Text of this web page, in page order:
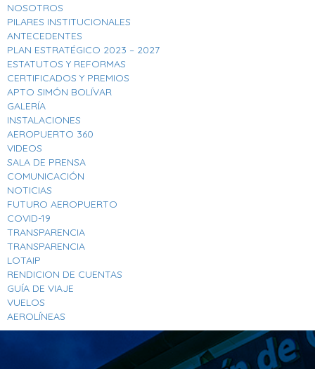
NOSOTROS
PILARES INSTITUCIONALES
ANTECEDENTES
PLAN ESTRATÉGICO 2023 – 2027
ESTATUTOS Y REFORMAS
CERTIFICADOS Y PREMIOS
APTO SIMÓN BOLÍVAR
GALERÍA
INSTALACIONES
AEROPUERTO 360
VIDEOS
SALA DE PRENSA
COMUNICACIÓN
NOTICIAS
FUTURO AEROPUERTO
COVID-19
TRANSPARENCIA
TRANSPARENCIA
LOTAIP
RENDICION DE CUENTAS
GUÍA DE VIAJE
VUELOS
AEROLÍNEAS